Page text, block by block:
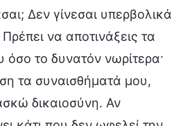
Δεν γίνεσαι υπερβολικά
να αποτινάξεις τα
όσο το δυνατόν νωρίτερα·
τα συναισθήματά μου,
δικαιοσύνη. Αν